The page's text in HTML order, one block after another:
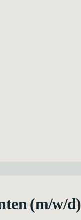
(m/w/d)